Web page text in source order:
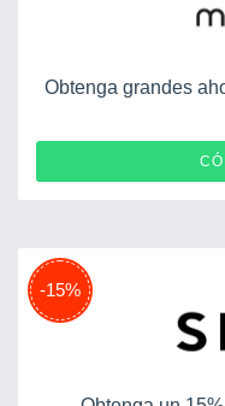
Obtenga grandes
-15%